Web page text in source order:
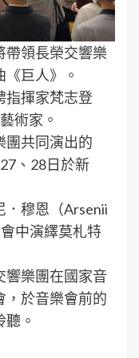
帶領長榮交響樂
巨人》。
指揮家梵志登
術家。
團共同演出的
、28日於新
．穆恩（Arsenii
中演繹莫札特
響樂團在國家音
，於音樂會前的
。